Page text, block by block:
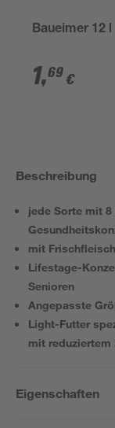
Baueimer 12 l
1,69 €
Beschreibung
jede Sorte mit
mit
Lifestage-
Senioren
Angepasste
Light-Futter
mit reduziertem
Eigenschaften